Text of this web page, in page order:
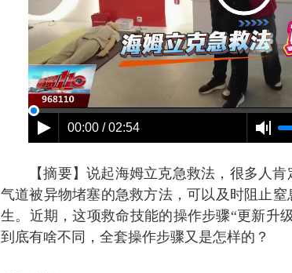
【摘要】说起海姆立克急救法，很多人
气道被异物堵塞的急救方法，可以及时阻止
生。近期，这项救命技能的操作步骤“更新升
到底有啥不同，全套操作步骤又是怎样的？